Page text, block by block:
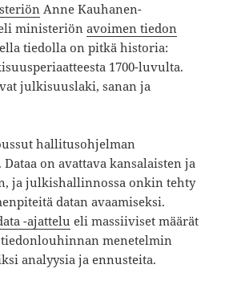
Anne Kauhanen-
ministeriönavoimen tiedon
tiedolla on pitkä historia:
1700-luvulta.
julkisuuslaki, sanan ja
hallitusohjelman
on avattava kansalaisten ja
ja julkishallinnossa onkin tehty
datan avaamiseksi.
-ajattelu eli massiiviset määrät
tiedonlouhinnan menetelmin
analyysia ja ennusteita.